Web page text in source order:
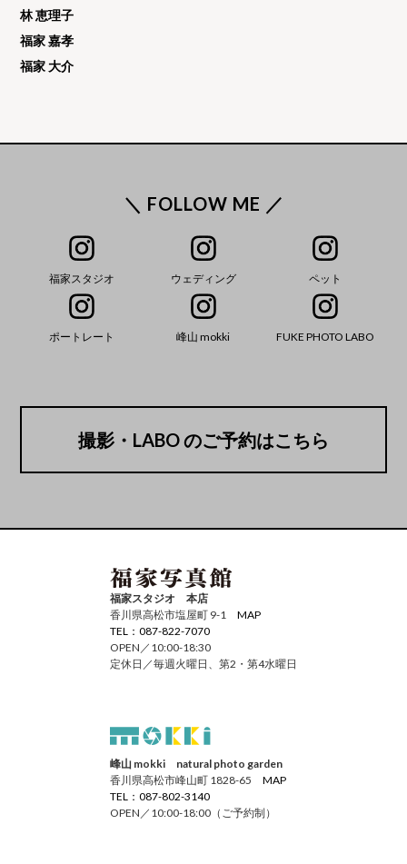
林 恵理子
福家 嘉孝
福家 大介
＼ FOLLOW ME ／
福家スタジオ ウェディング ペット
ポートレート 峰山 mokki FUKE PHOTO LABO
撮影・LABO のご予約はこちら
福家スタジオ 本店
香川県高松市塩屋町 9-1 MAP
TEL：087-822-7070
OPEN／10:00-18:30
定休日／毎週火曜日、第2・第4水曜日
峰山 mokki natural photo garden
香川県高松市峰山町 1828-65 MAP
TEL：087-802-3140
OPEN／10:00-18:00（ご予約制）